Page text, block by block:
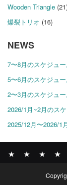
Wooden Triangle
爆裂トリオ (16)
NEWS
7〜8月のスケジュ
5〜6月のスケジュ
2〜3月のスケジュ
2026/1月~2月のス
2025/12月〜2026/1
RECORDS